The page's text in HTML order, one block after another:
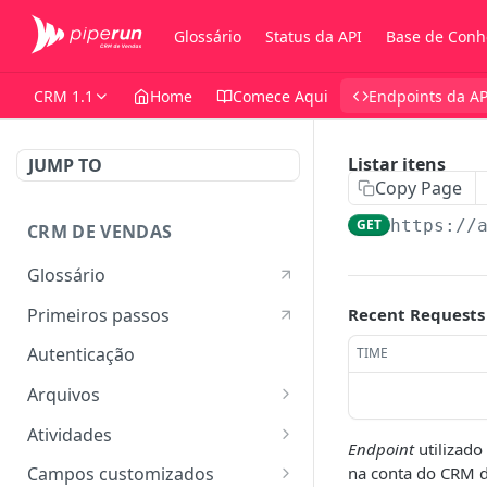
Glossário Status da API Base de
CRM 1.1 Home Comece Aqui Endpoints da
JUMP TO
CRM DE VENDAS
Glossário
Primeiros passos
Autenticação
Arquivos
Listar arquivos
Ver detalhes do arquivo
Atividades
Listar atividades
Campos customizados
Listar itens
Copy Page
GET https://
Recent Requests
TIME
Endpointutilizado
na conta do CRM